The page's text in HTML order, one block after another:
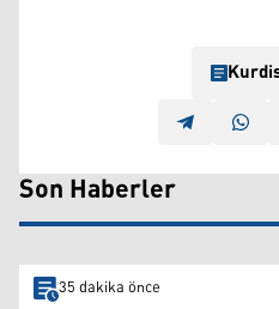
Son Haberler
35 dakika önce